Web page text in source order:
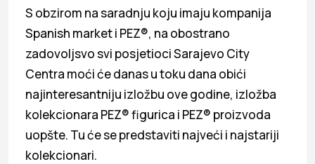
S obzirom na saradnju koju imaju kompanija
Spanish market i PEZ®, na obostrano
zadovoljsvo svi posjetioci Sarajevo City
Centra moći će danas u toku dana obići
najinteresantniju izložbu ove godine, izložba
kolekcionara PEZ® figurica i PEZ® proizvoda
uopšte. Tu će se predstaviti najveći i najstariji
kolekcionari.